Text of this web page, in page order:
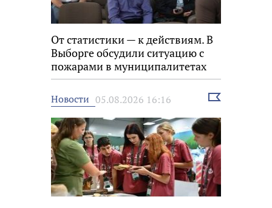
От статистики — к действиям. В
Выборге обсудили ситуацию с
пожарами в муниципалитетах
Новости 05.08.2026 16:16
Выбрать